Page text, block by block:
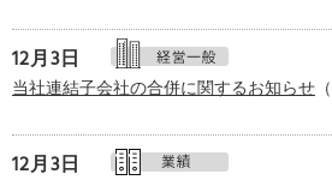
12月3日
当社連結子会社の合併に関するお知らせ
12月3日